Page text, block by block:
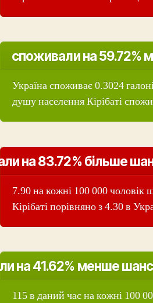
споживали на 59.72%
Україна споживає 0.3024
душу населення Кірібаті
на 83.72% більше
7.90 на кожні 100 000 чоловік
Кірібаті порівняно з 4.30 в
на 41.62% менше
115 в даний час на кожні 100